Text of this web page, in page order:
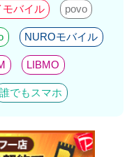
モバイル povo
NUROモバイル
LIBMO
誰でもスマホ